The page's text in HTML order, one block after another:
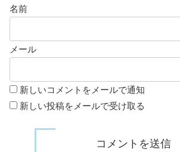
名前
メール
新しいコメントをメールで通知
新しい投稿をメールで受け取る